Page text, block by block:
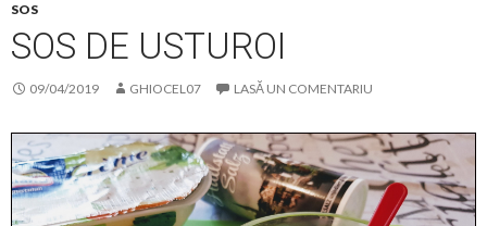
SOS
SOS DE USTUROI
09/04/2019 GHIOCEL07 LASĂ UN COMENTARIU